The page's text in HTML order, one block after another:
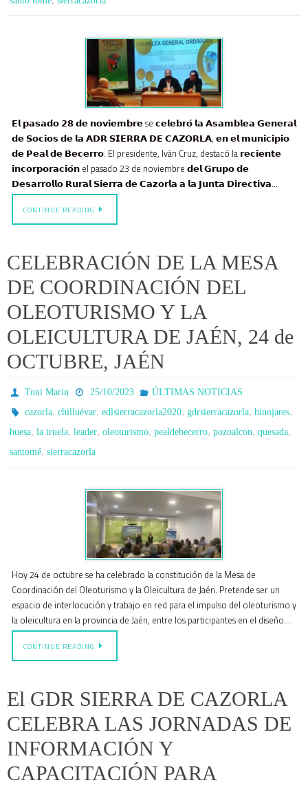
𝗘𝗹 𝗽𝗮𝘀𝗮𝗱𝗼 𝟮𝟴 𝗱𝗲 𝗻𝗼𝘃𝗶𝗲𝗺𝗯𝗿𝗲 se 𝗰𝗲𝗹𝗲𝗯𝗿𝗼́ 𝗹𝗮 𝗔𝘀𝗮𝗺𝗯𝗹𝗲𝗮 𝗚𝗲𝗻𝗲𝗿𝗮𝗹
𝗱𝗲 𝗦𝗼𝗰𝗶𝗼𝘀 𝗱𝗲 𝗹𝗮 𝗔𝗗𝗥 𝗦𝗜𝗘𝗥𝗥𝗔 𝗗𝗘 𝗖𝗔𝗭𝗢𝗥𝗟𝗔, 𝗲𝗻 𝗲𝗹 𝗺𝘂𝗻𝗶𝗰𝗶𝗽𝗶𝗼
𝗱𝗲 𝗣𝗲𝗮𝗹 𝗱𝗲 𝗕𝗲𝗰𝗲𝗿𝗿𝗼. El presidente, Iván Cruz, destacó la 𝗿𝗲𝗰𝗶𝗲𝗻𝘁𝗲
𝗶𝗻𝗰𝗼𝗿𝗽𝗼𝗿𝗮𝗰𝗶𝗼́𝗻 el pasado 23 de noviembre 𝗱𝗲𝗹 𝗚𝗿𝘂𝗽𝗼 𝗱𝗲
𝗗𝗲𝘀𝗮𝗿𝗿𝗼𝗹𝗹𝗼 𝗥𝘂𝗿𝗮𝗹 𝗦𝗶𝗲𝗿𝗿𝗮 𝗱𝗲 𝗖𝗮𝘇𝗼𝗿𝗹𝗮 𝗮 𝗹𝗮 𝗝𝘂𝗻𝘁𝗮 𝗗𝗶𝗿𝗲𝗰𝘁𝗶𝘃𝗮…
CONTINUE READING
CELEBRACIÓN DE LA MESA
DE COORDINACIÓN DEL
OLEOTURISMO Y LA
OLEICULTURA DE JAÉN, 24 de
OCTUBRE, JAÉN
Toni Marin 25/10/2023
ÚLTIMAS NOTICIAS
cazorla,chilluévar,edlsierracazorla2020,gdrsierracazorla,hinojares,
huesa, la iruela, leader, oleoturismo, pealdebecerro, pozoalcon, quesada,
santomé, sierracazorla
Hoy 24 de octubre se ha celebrado la constitución de la Mesa de
Coordinación del Oleoturismo y la Oleicultura de Jaén. Pretende ser un
espacio de interlocución y trabajo en red para el impulso del oleoturismo y
la oleicultura en la provincia de Jaén, entre los participantes en el diseño…
CONTINUE READING
El GDR SIERRA DE CAZORLA
CELEBRA LAS JORNADAS DE
INFORMACIÓN Y
CAPACITACIÓN PARA